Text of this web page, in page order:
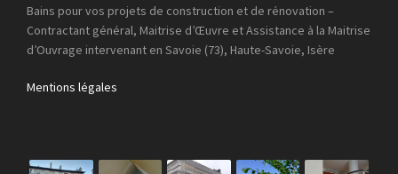
Bains pour vos projets de construction et de rénovation –
Contractant général, Maitrise d’Œuvre et Assistance à la Maitrise
d’Ouvrage intervenant en Savoie (73), Haute-Savoie, Isère
Mentions légales